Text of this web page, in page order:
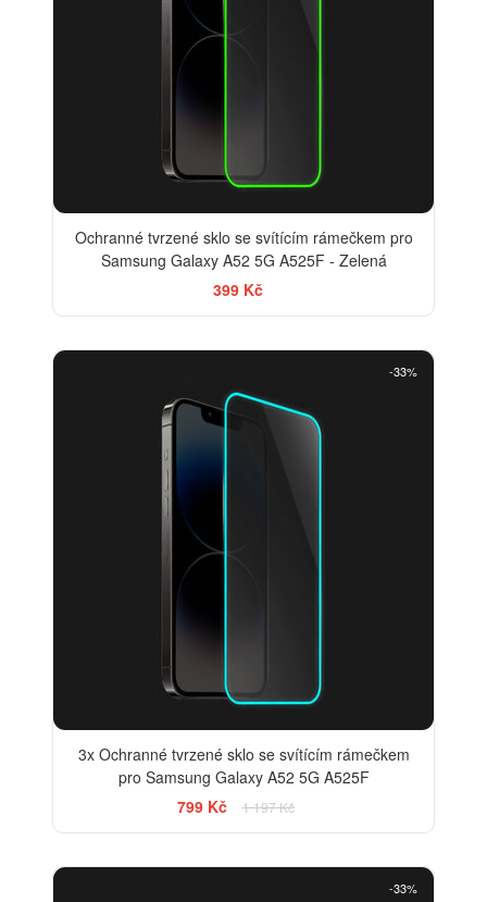
Ochranné tvrzené sklo se svítícím rámečkem pro
Samsung Galaxy A52 5G A525F - Zelená
399 Kč
-33%
3x Ochranné tvrzené sklo se svítícím rámečkem
pro Samsung Galaxy A52 5G A525F
799 Kč
1 197 Kč
-33%